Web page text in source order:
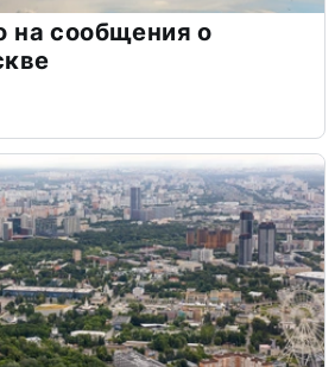
на сообщения о